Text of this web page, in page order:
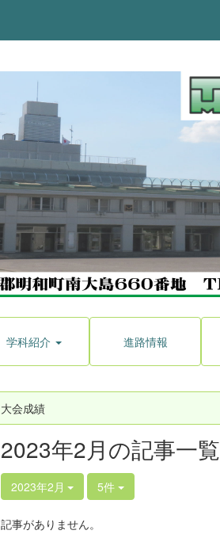
学科紹介 進路情報
大会成績
2023年2月の記事一覧
2023年2月 5件
記事がありません。